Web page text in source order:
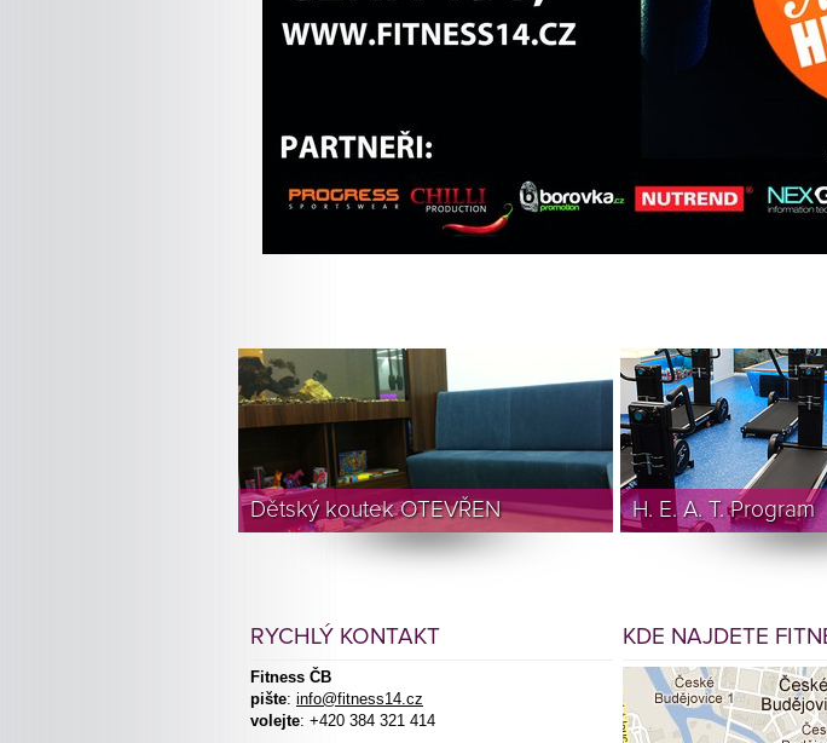
Dětský koutek OTEVŘEN H. E. A. T. Program
RYCHLÝ KONTAKT
Fitness ČB
pište: info@fitness14.cz
volejte: +420 384 321 414
KDE NAJDETE